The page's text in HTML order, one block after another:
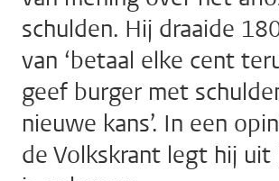
schulden. Hij draaide
van ‘betaal elke cent
geef burger met
nieuwe kans’. In een
de Volkskrant legt hij